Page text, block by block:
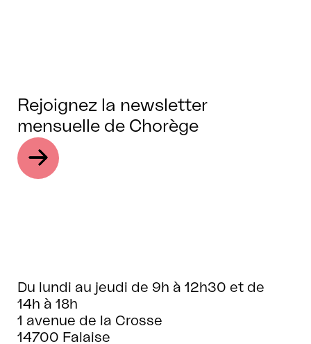
Rejoignez la newsletter
mensuelle de Chorège
Du lundi au jeudi de 9h à 12h30 et de
14h à 18h
1 avenue de la Crosse
14700 Falaise